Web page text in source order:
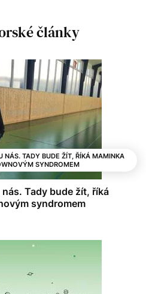
články
NÁS. TADY BUDE ŽÍT, ŘÍKÁ MAMINKA
SYNDROMEM
Tady bude žít, říká
syndromem